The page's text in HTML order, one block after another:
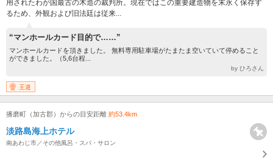
用されたわが国最古の木造の裁判所。現在ではこの重要建造物を末永く保存す
るため、外観および旧法廷は従来...
“マンホールカード目的で……”
マンホールカードを頂きました。 無料専用駐車場がたまたま空いていて停めること
ができました。（5,6台程...
by ひろさん
王道
播磨町（加古郡）からの目安距離 約53.4km
淡路島海上ホテル
南あわじ市／その他風呂・スパ・サロン